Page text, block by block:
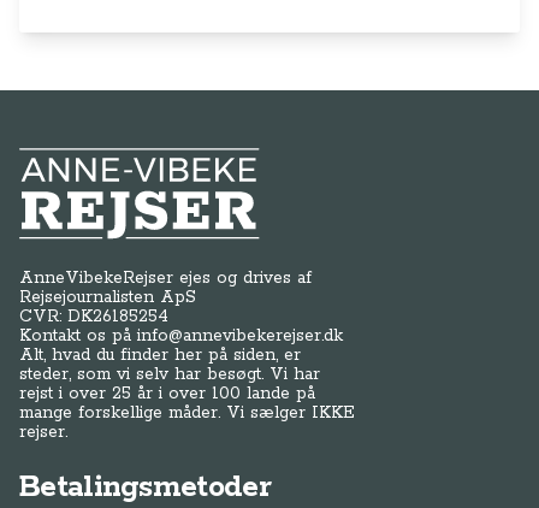
Anne-Vibeke Rejser
AnneVibekeRejser ejes og drives af
Rejsejournalisten ApS
CVR: DK26185254
Kontakt os påinfo@annevibekerejser.dk
Alt, hvad du finder her på siden, er
steder, som vi selv har besøgt. Vi har
rejst i over 25 år i over 100 lande på
mange forskellige måder. Vi sælger IKKE
rejser.
Betalingsmetoder